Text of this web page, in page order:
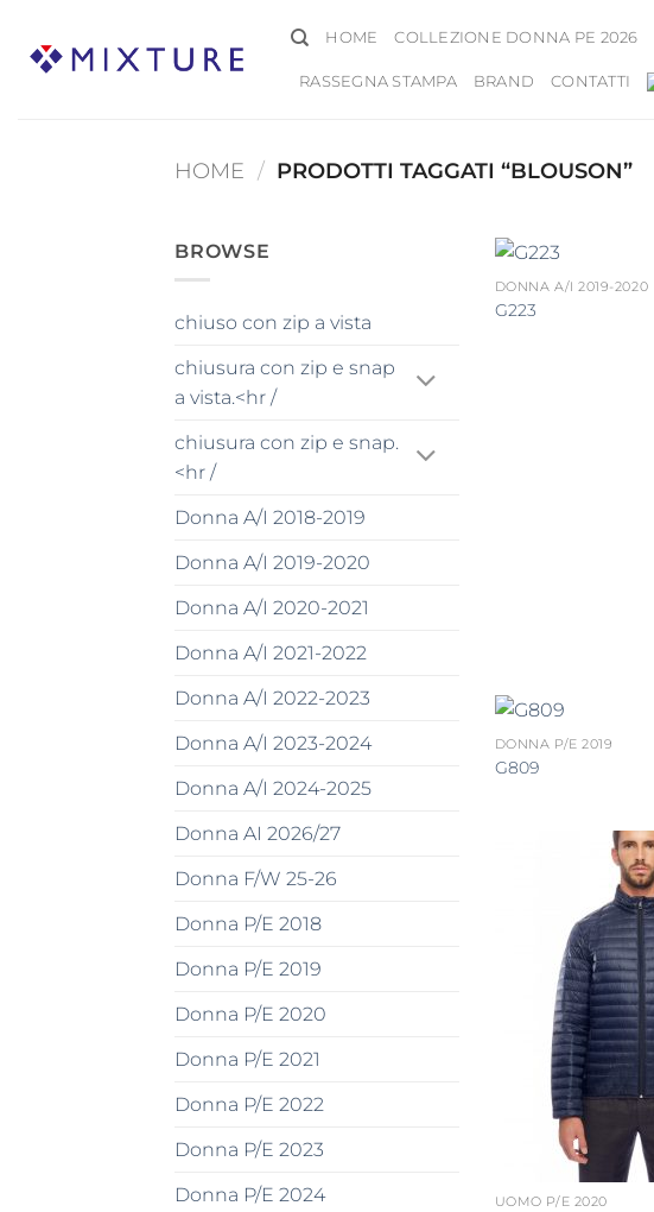
contenuti
HOME COLLEZIONE DONNA PE 2026
RASSEGNA STAMPA BRAND CONTATTI
HOME / PRODOTTI TAGGATI “BLOUSON”
BROWSE
chiuso con zip a vista
chiusura con zip e snap
a vista.<hr /
chiusura con zip e snap.
<hr /
Donna A/I 2018-2019
Donna A/I 2019-2020
Donna A/I 2020-2021
Donna A/I 2021-2022
Donna A/I 2022-2023
Donna A/I 2023-2024
Donna A/I 2024-2025
Donna AI 2026/27
Donna F/W 25-26
Donna P/E 2018
Donna P/E 2019
Donna P/E 2020
Donna P/E 2021
Donna P/E 2022
Donna P/E 2023
Donna P/E 2024
DONNA A/I 2019-2020
G223
DONNA P/E 2019
G809
UOMO P/E 2020